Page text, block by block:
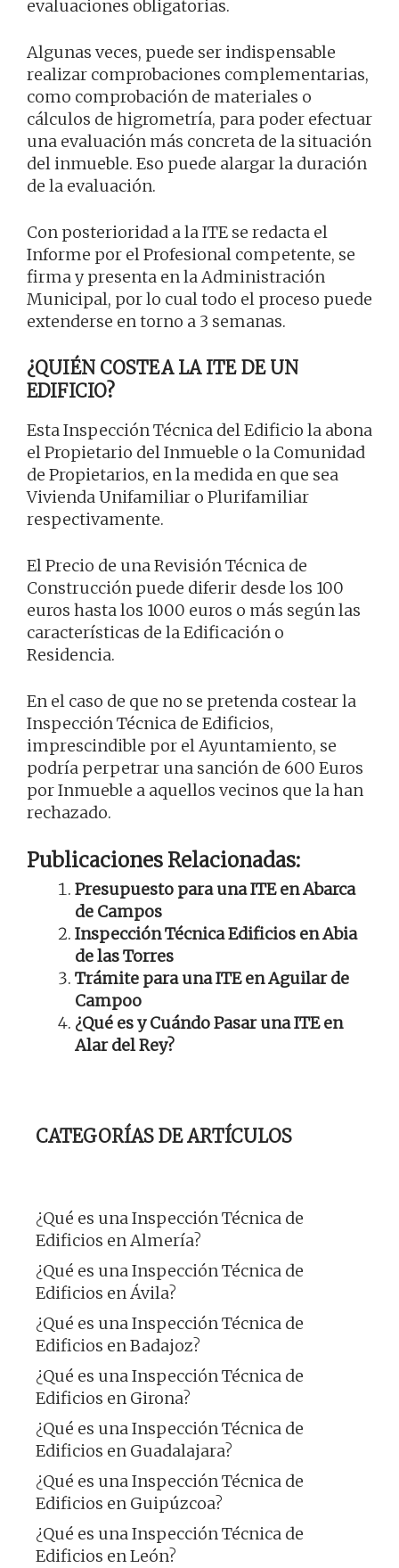
evaluaciones obligatorias.
Algunas veces, puede ser indispensable
realizar comprobaciones complementarias,
como comprobación de materiales o
cálculos de higrometría, para poder efectuar
una evaluación más concreta de la situación
del inmueble. Eso puede alargar la duración
de la evaluación.
Con posterioridad a la ITE se redacta el
Informe por el Profesional competente, se
firma y presenta en la Administración
Municipal, por lo cual todo el proceso puede
extenderse en torno a 3 semanas.
¿QUIÉN COSTEA LA ITE DE UN
EDIFICIO?
Esta Inspección Técnica del Edificio la abona
el Propietario del Inmueble o la Comunidad
de Propietarios, en la medida en que sea
Vivienda Unifamiliar o Plurifamiliar
respectivamente.
El Precio de una Revisión Técnica de
Construcción puede diferir desde los 100
euros hasta los 1000 euros o más según las
características de la Edificación o
Residencia.
En el caso de que no se pretenda costear la
Inspección Técnica de Edificios,
imprescindible por el Ayuntamiento, se
podría perpetrar una sanción de 600 Euros
por Inmueble a aquellos vecinos que la han
rechazado.
Publicaciones Relacionadas:
Presupuesto para una ITE en Abarca
de Campos
Inspección Técnica Edificios en Abia
de las Torres
Trámite para una ITE en Aguilar de
Campoo
¿Qué es y Cuándo Pasar una ITE en
Alar del Rey?
CATEGORÍAS DE ARTÍCULOS
¿Qué es una Inspección Técnica de
Edificios en Almería?
¿Qué es una Inspección Técnica de
Edificios en Ávila?
¿Qué es una Inspección Técnica de
Edificios en Badajoz?
¿Qué es una Inspección Técnica de
Edificios en Girona?
¿Qué es una Inspección Técnica de
Edificios en Guadalajara?
¿Qué es una Inspección Técnica de
Edificios en Guipúzcoa?
¿Qué es una Inspección Técnica de
Edificios en León?